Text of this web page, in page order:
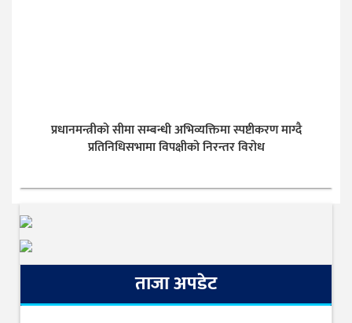
प्रधानमन्त्रीको सीमा सम्बन्धी अभिव्यक्तिमा स्पष्टीकरण माग्दै
प्रतिनिधिसभामा विपक्षीको निरन्तर विरोध
ताजा अपडेट